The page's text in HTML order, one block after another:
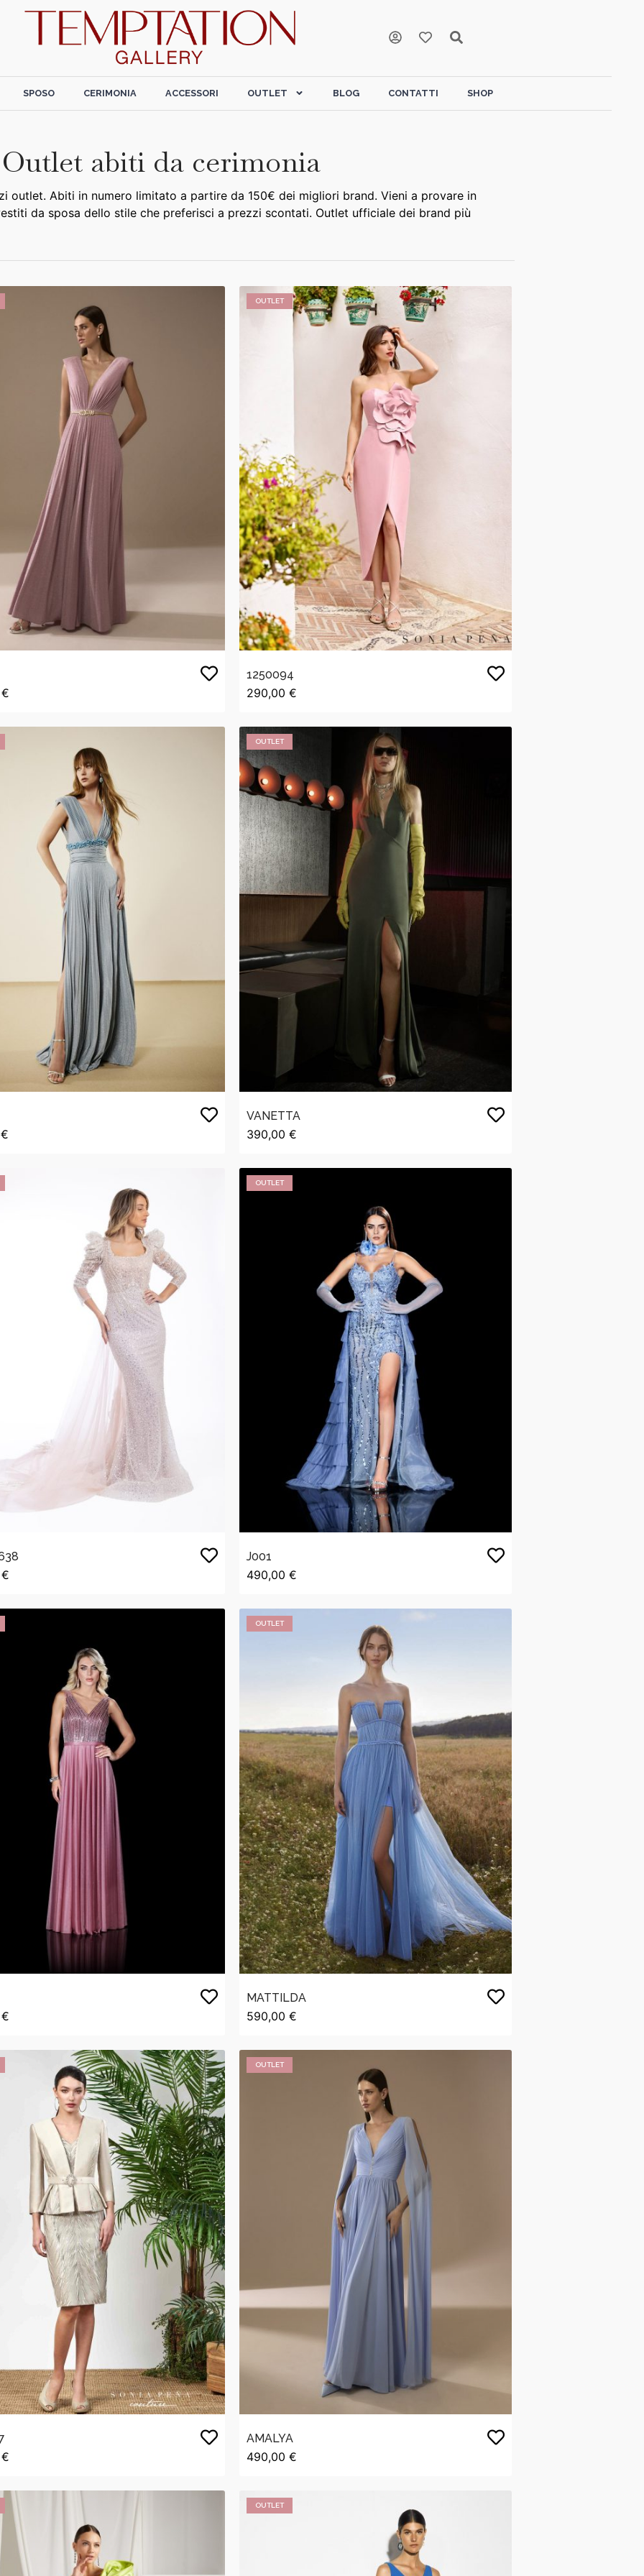
SPOSO CERIMONIA ACCESSORI OUTLET BLOG CONTATTI SHOP
Outlet abiti da cerimonia
outlet. Abiti in numero limitato a partire da 150€ dei migliori brand. Vieni a provare in
da sposa dello stile che preferisci a prezzi scontati. Outlet ufficiale dei brand più
OUTLET
1250094
290,00 €
OUTLET
VANETTA
390,00 €
OUTLET
J001
490,00 €
OUTLET
MATTILDA
590,00 €
OUTLET
AMALYA
490,00 €
OUTLET